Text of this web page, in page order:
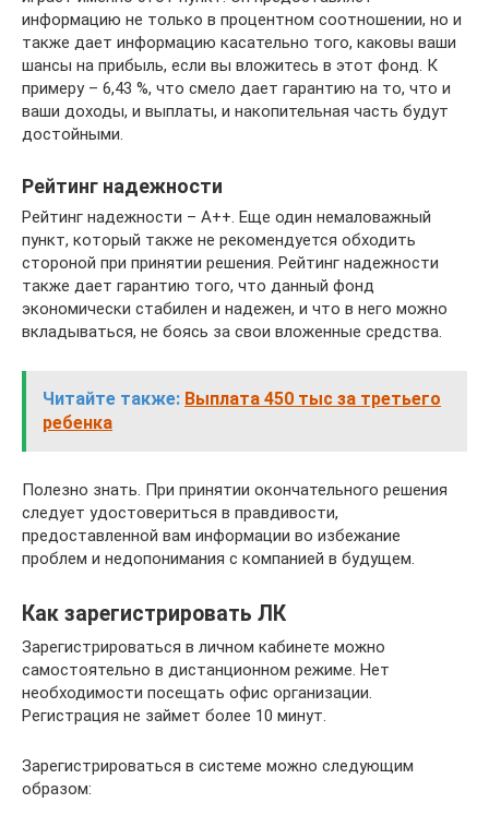
информацию не только в процентном соотношении, но и
также дает информацию касательно того, каковы ваши
шансы на прибыль, если вы вложитесь в этот фонд. К
примеру – 6,43 %, что смело дает гарантию на то, что и
ваши доходы, и выплаты, и накопительная часть будут
достойными.
Рейтинг надежности
Рейтинг надежности – А++. Еще один немаловажный
пункт, который также не рекомендуется обходить
стороной при принятии решения. Рейтинг надежности
также дает гарантию того, что данный фонд
экономически стабилен и надежен, и что в него можно
вкладываться, не боясь за свои вложенные средства.
Читайте также: Выплата 450 тыс за третьего
ребенка
Полезно знать. При принятии окончательного решения
следует удостовериться в правдивости,
предоставленной вам информации во избежание
проблем и недопонимания с компанией в будущем.
Как зарегистрировать ЛК
Зарегистрироваться в личном кабинете можно
самостоятельно в дистанционном режиме. Нет
необходимости посещать офис организации.
Регистрация не займет более 10 минут.
Зарегистрироваться в системе можно следующим
образом: